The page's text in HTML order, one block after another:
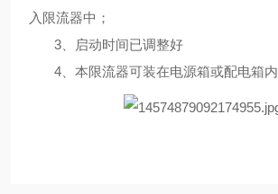
入限流器中；
3、启动时间已调整好
4、本限流器可装在电源箱或配电箱内